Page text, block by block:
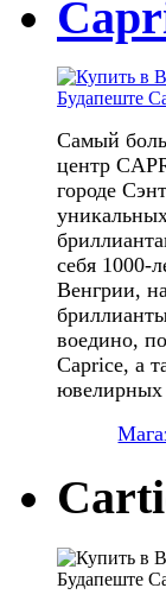
Самый
центр
городе
себя 1000-
Венгрии,
воедино,
Caprice, а